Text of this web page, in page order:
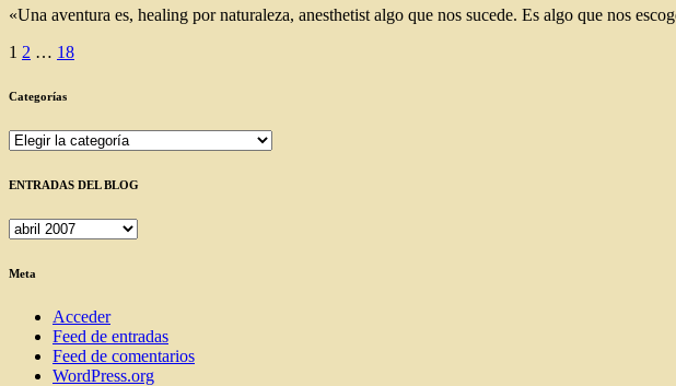
«Una aventura es, healing por naturaleza, anesthetist algo que nos sucede. Es algo que nos
Paginación
de
1 2 … 18
Categorías
Categorías
ENTRADAS DEL BLOG
ENTRADAS
BLOG
Meta
Acceder
Feed de entradas
Feed de comentarios
WordPress.org